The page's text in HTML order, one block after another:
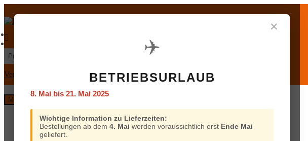
✕
✈️
BETRIEBSURLAUB
8. Mai bis 21. Mai 2025
Wichtige Information zu Lieferzeiten:
Bestellungen ab dem 4. Mai werden voraussichtlich erst Ende Mai
geliefert.
Navigation
springen
Inhalt
springen
Suchen
nach:
Versand und Bezahlung
Menü
Home
Custom Chrome
Motorcycle Storehouse